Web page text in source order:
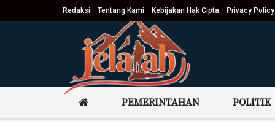
Redaksi Tentang Kami Kebijakan Hak Cipta Privacy Policy
PEMERINTAHAN POLITIK